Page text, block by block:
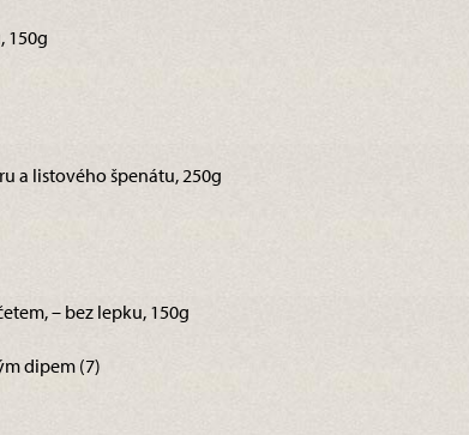
150g
a listového špenátu, 250g
– bez lepku, 150g
dipem (7)